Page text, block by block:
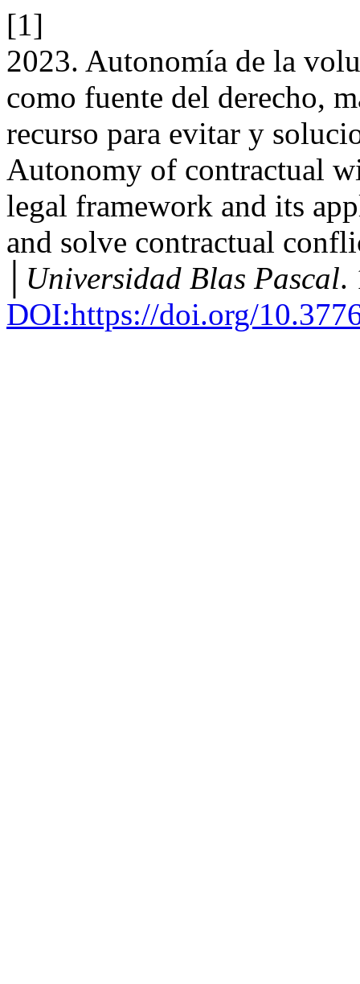
[1]
2023. Autonomía de la
como fuente del derecho,
recurso para evitar y
Autonomy of contractual
legal framework and its
and solve contractual
│Universidad Blas Pascal.
DOI:https://doi.org/